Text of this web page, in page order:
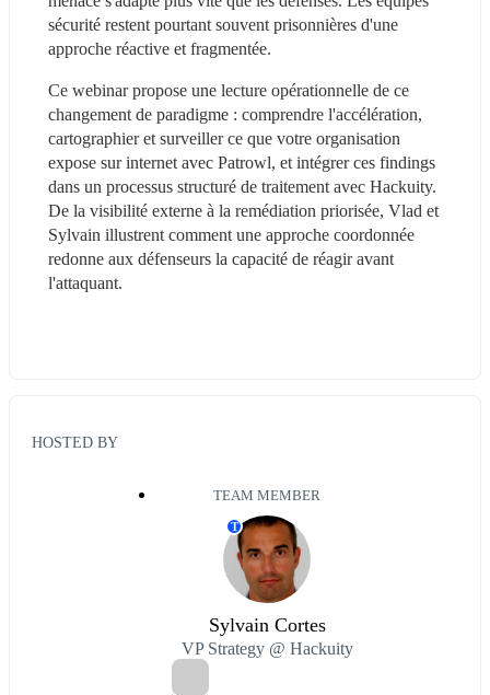
sécurité restent pourtant souvent prisonnières d'une
approche réactive et fragmentée.
Ce webinar propose une lecture opérationnelle de ce
changement de paradigme : comprendre l'accélération,
cartographier et surveiller ce que votre organisation
expose sur internet avec Patrowl, et intégrer ces findings
dans un processus structuré de traitement avec Hackuity.
De la visibilité externe à la remédiation priorisée, Vlad et
Sylvain illustrent comment une approche coordonnée
redonne aux défenseurs la capacité de réagir avant
l'attaquant.
HOSTED BY
TEAM MEMBER
T
Sylvain Cortes
VP Strategy @ Hackuity